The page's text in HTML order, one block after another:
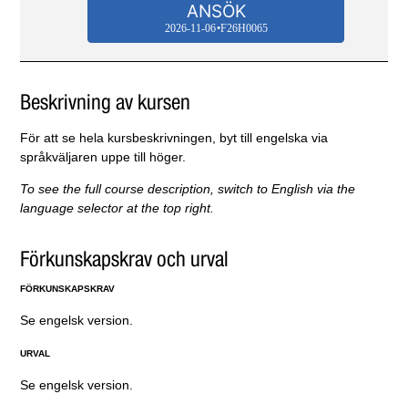
ANSÖK
2026-11-06 F26H0065
Beskrivning av kursen
För att se hela kursbeskrivningen, byt till engelska via
språkväljaren uppe till höger.
To see the full course description, switch to English via the
language selector at the top right.
Förkunskapskrav och urval
FÖRKUNSKAPSKRAV
Se engelsk version.
URVAL
Se engelsk version.